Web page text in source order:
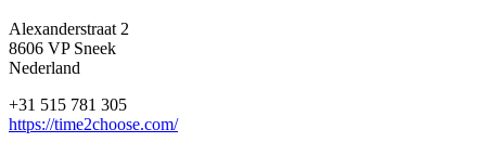
Alexanderstraat 2
8606 VP Sneek
Nederland
+31 515 781 305
https://time2choose.com/